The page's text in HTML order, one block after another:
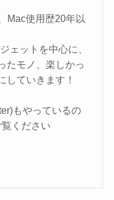
Mac使用歴20年以
ェットを中心に、
たモノ、楽しかっ
していきます！
もやっているの
ください